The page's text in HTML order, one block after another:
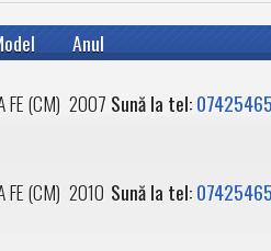
Anul
FE (CM) 2007 Sună la tel:
FE (CM) 2010 Sună la tel: